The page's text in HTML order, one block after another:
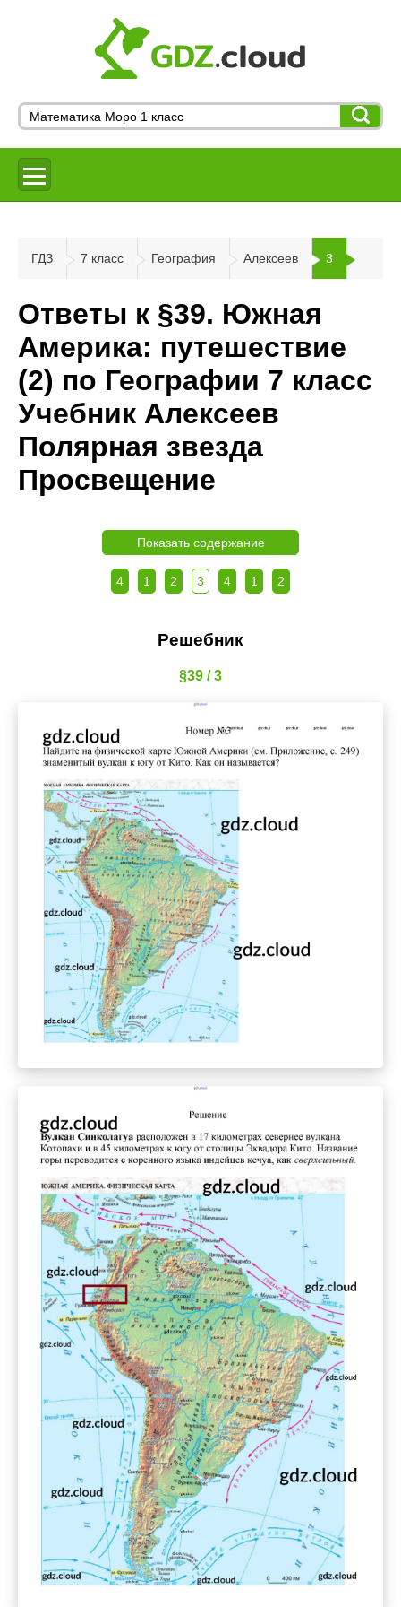
ГДЗ 7 класс География Алексеев 3
Ответы к §39. Южная
Америка: путешествие
(2) по Географии 7 класс
Учебник Алексеев
Полярная звезда
Просвещение
Показать содержание
4 1 2 3 4 1 2
Решебник
§39 / 3